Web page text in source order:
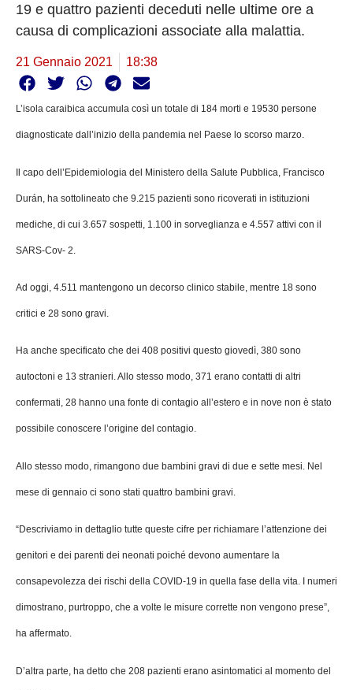
19 e quattro pazienti deceduti nelle ultime ore a
causa di complicazioni associate alla malattia.
21 Gennaio 2021 18:38
L’isola caraibica accumula così un totale di 184 morti e 19530 persone
diagnosticate dall’inizio della pandemia nel Paese lo scorso marzo.
Il capo dell’Epidemiologia del Ministero della Salute Pubblica, Francisco
Durán, ha sottolineato che 9.215 pazienti sono ricoverati in istituzioni
mediche, di cui 3.657 sospetti, 1.100 in sorveglianza e 4.557 attivi con il
SARS-Cov- 2.
Ad oggi, 4.511 mantengono un decorso clinico stabile, mentre 18 sono
critici e 28 sono gravi.
Ha anche specificato che dei 408 positivi questo giovedì, 380 sono
autoctoni e 13 stranieri. Allo stesso modo, 371 erano contatti di altri
confermati, 28 hanno una fonte di contagio all’estero e in nove non è stato
possibile conoscere l’origine del contagio.
Allo stesso modo, rimangono due bambini gravi di due e sette mesi. Nel
mese di gennaio ci sono stati quattro bambini gravi.
“Descriviamo in dettaglio tutte queste cifre per richiamare l’attenzione dei
genitori e dei parenti dei neonati poiché devono aumentare la
consapevolezza dei rischi della COVID-19 in quella fase della vita. I numeri
dimostrano, purtroppo, che a volte le misure corrette non vengono prese”,
ha affermato.
D’altra parte, ha detto che 208 pazienti erano asintomatici al momento del